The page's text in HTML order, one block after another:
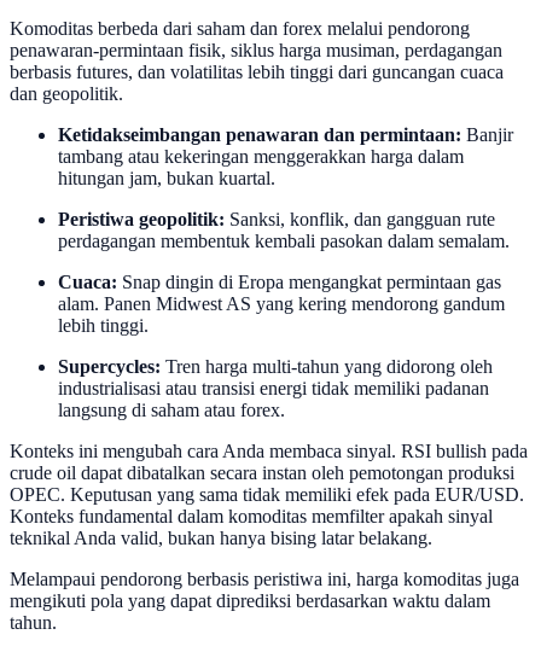
Komoditas berbeda dari saham dan forex melalui pendorong
penawaran-permintaan fisik, siklus harga musiman, perdagangan
berbasis futures, dan volatilitas lebih tinggi dari guncangan cuaca
dan geopolitik.
Ketidakseimbangan penawaran dan permintaan: Banjir
tambang atau kekeringan menggerakkan harga dalam
hitungan jam, bukan kuartal.
Peristiwa geopolitik: Sanksi, konflik, dan gangguan rute
perdagangan membentuk kembali pasokan dalam semalam.
Cuaca: Snap dingin di Eropa mengangkat permintaan gas
alam. Panen Midwest AS yang kering mendorong gandum
lebih tinggi.
Supercycles: Tren harga multi-tahun yang didorong oleh
industrialisasi atau transisi energi tidak memiliki padanan
langsung di saham atau forex.
Konteks ini mengubah cara Anda membaca sinyal. RSI bullish pada
crude oil dapat dibatalkan secara instan oleh pemotongan produksi
OPEC. Keputusan yang sama tidak memiliki efek pada EUR/USD.
Konteks fundamental dalam komoditas memfilter apakah sinyal
teknikal Anda valid, bukan hanya bising latar belakang.
Melampaui pendorong berbasis peristiwa ini, harga komoditas juga
mengikuti pola yang dapat diprediksi berdasarkan waktu dalam
tahun.